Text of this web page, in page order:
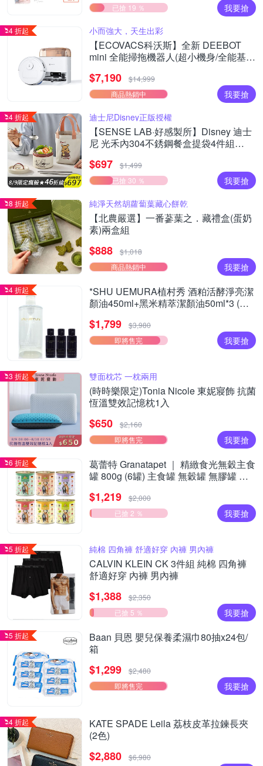
已搶 19 ％
我要搶
4 折起 小而強大，天生出彩
【ECOVACS科沃斯】全新 DEEBOT
mini 全能掃拖機器人(超小機身/全能基
$7,190
$14,999
商品熱銷中
我要搶
4 折起 迪士尼Disney正版授權
【SENSE LAB·好感製所】Disney 迪士
尼 光禾內304不銹鋼餐盒提袋4件組
$697
$1,499
已搶 30 ％
我要搶
8 折起 純淨天然胡蘿蔔葉藏心餅乾
【北農嚴選】一番蔘葉之．藏禮盒(蛋奶
素)兩盒組
$888
$1,018
商品熱銷中
我要搶
4 折起
*SHU UEMURA植村秀 酒粕活酵淨亮潔
顏油450ml+黑米精萃潔顏油50ml*3 (正
$1,799
$3,980
即將售完
我要搶
3 折起 雙面枕芯 一枕兩用
(時時樂限定)Tonia Nicole 東妮寢飾 抗菌
恆溫雙效記憶枕1入
$650
$2,160
即將售完
我要搶
6 折起
葛蕾特 Granatapet ｜ 精緻食光無穀主食
罐 800g (6罐) 主食罐 無穀罐 無膠罐 主
$1,219
$2,000
已搶 2 ％
我要搶
5 折起 純棉 四角褲 舒適好穿 內褲 男內褲
CALVIN KLEIN CK 3件組 純棉 四角褲
舒適好穿 內褲 男內褲
$1,388
$2,350
已搶 5 ％
我要搶
5 折起
Baan 貝恩 嬰兒保養柔濕巾80抽x24包/
箱
$1,299
$2,480
即將售完
我要搶
4 折起
KATE SPADE Leila 荔枝皮革拉鍊長夾
(2色)
$2,880
$6,980